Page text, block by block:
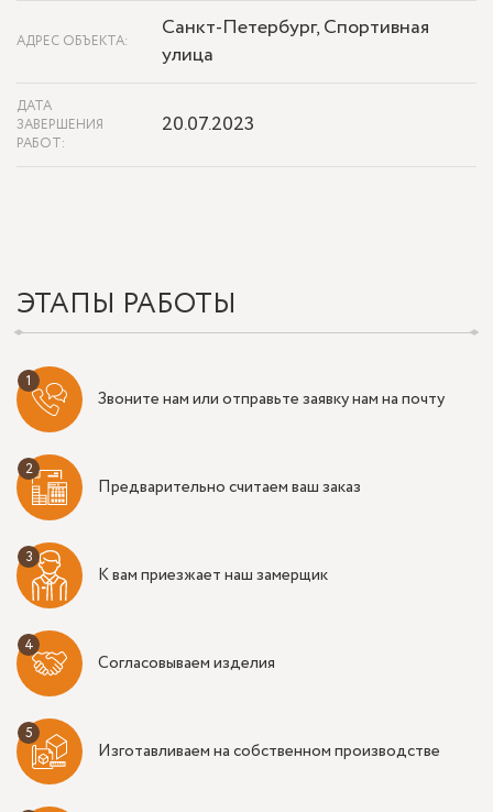
АДРЕС ОБЪЕКТА:
Санкт-Петербург, Спортивная
улица
ДАТА
ЗАВЕРШЕНИЯ
РАБОТ:
20.07.2023
ЭТАПЫ РАБОТЫ
Звоните нам или отправьте заявку нам на почту
Предварительно считаем ваш заказ
К вам приезжает наш замерщик
Согласовываем изделия
Изготавливаем на собственном производстве